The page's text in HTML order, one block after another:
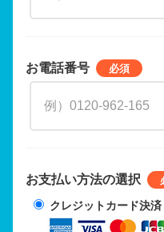
お電話番号
お支払い方法の選択
クレジットカード決済